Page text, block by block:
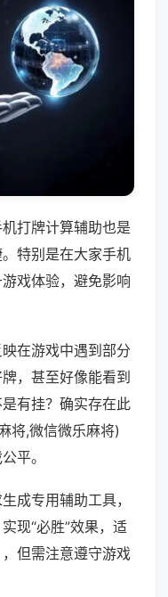
打牌计算辅助也是
特别是在大家手机
戏体验，避免影响
在游戏中遇到部分
，甚至好像能看到
有挂？确实存在此
将,微信微乐麻将)
平。
成专用辅助工具，
现“必胜”效果，适
但需注意遵守游戏